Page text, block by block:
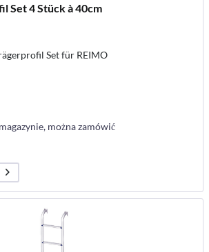
Set 4 Stück à 40cm
Set für REIMO
można zamówić